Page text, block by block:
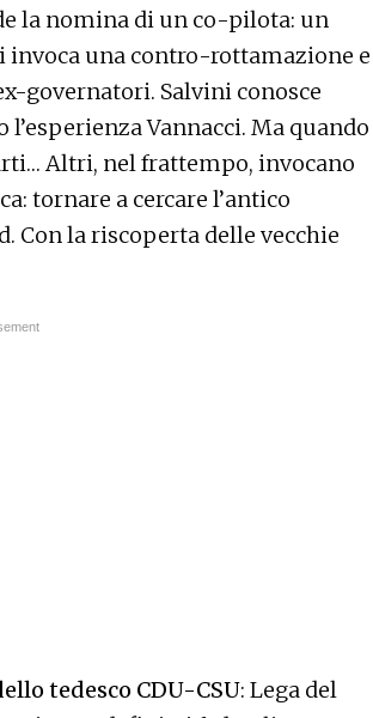
la nomina di un co-pilota: un
invoca una contro-rottamazione e
governatori. Salvini conosce
Vannacci. Ma quando
Altri, nel frattempo, invocano
tornare a cercare l’antico
Con la riscoperta delle vecchie
tedesco CDU-CSU: Lega del